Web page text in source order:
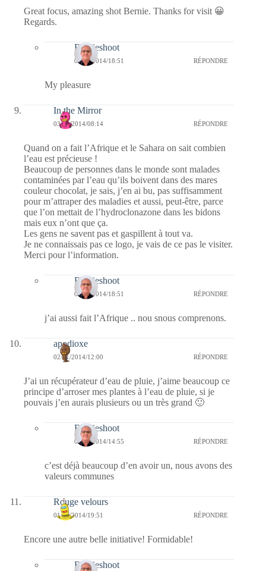
Great focus, amazing shot Bernie. Thanks for visit 😀
Regards.
Bernieshoot
03/11/2014/18:51 RÉPONDRE
My pleasure
In the Mirror
03/11/2014/08:14 RÉPONDRE
Quand on a fait l’Afrique et le Sahara on sait combien
l’eau est précieuse !
Beaucoup de personnes dans le monde sont malades
contaminées par l’eau qu’ils boivent dans des mares
couleur chocolat, je sais, j’en ai bu, pas suffisamment
pour m’attraper des maladies et aussi, peut-être, parce
que l’on mettait de l’hydroclonazone dans les bidons
mais eux n’ont que ça.
Les gens ne savent pas et gaspillent à tout va.
Je ne connaissais pas ce logo, je vais de ce pas le visiter.
Merci pour l’information.
Bernieshoot
03/11/2014/18:51 RÉPONDRE
j’ai aussi fait l’Afrique .. nou snous comprenons.
apodioxe
02/11/2014/12:00 RÉPONDRE
J’ai un récupérateur d’eau de pluie, j’aime beaucoup ce
principe d’arroser mes plantes à l’eau de pluie, si je
pouvais j’en aurais plusieurs ou un très grand 🙂
Bernieshoot
02/11/2014/14:55 RÉPONDRE
c’est déjà beaucoup d’en avoir un, nous avons des
valeurs communes
Rouge velours
01/11/2014/19:51 RÉPONDRE
Encore une autre belle initiative! Formidable!
Bernieshoot